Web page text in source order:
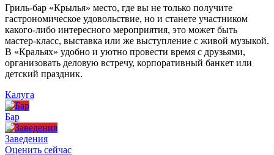
Гриль-бар «Крылья» место, где вы не только получите
гастрономическое удовольствие, но и станете участником
какого-либо интересного мероприятия, это может быть
мастер-класс, выставка или же выступление с живой музыкой.
В «Кральях» удобно и уютно провести время с друзьями,
организовать деловую встречу, корпоративный банкет или
детский праздник.
Калуга
Бар
Заведения
Оценить сейчас